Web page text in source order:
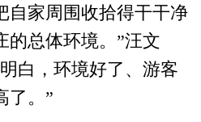
自家周围收拾得干干净
的总体环境。”汪文
白，环境好了、游客
了。”